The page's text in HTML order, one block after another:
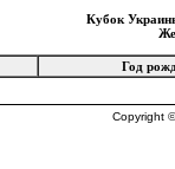
Кубок
Год
Copyright